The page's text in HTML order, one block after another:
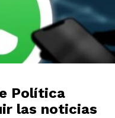
Política
las noticias